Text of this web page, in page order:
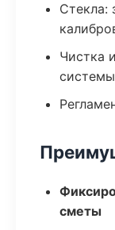
Стекла:
Чистка
системы
сметы